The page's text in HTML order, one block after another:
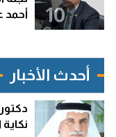
10
أحمد
أحدث الأخبار
نكاية